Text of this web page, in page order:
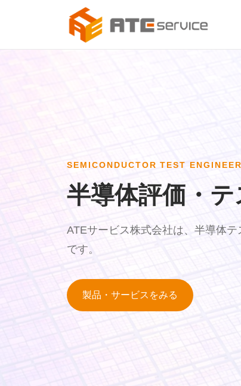
SEMICONDUCTOR TEST
半導体評価・
ATEサービス株式会社は、半導体
です。
製品・サービスをみる